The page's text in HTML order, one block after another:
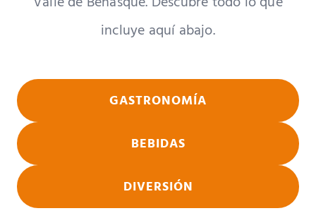
incluye aquí abajo.
GASTRONOMÍA
BEBIDAS
DIVERSIÓN